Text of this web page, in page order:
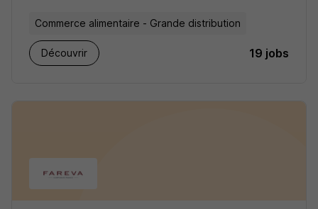
Commerce alimentaire - Grande distribution
Découvrir 19 jobs